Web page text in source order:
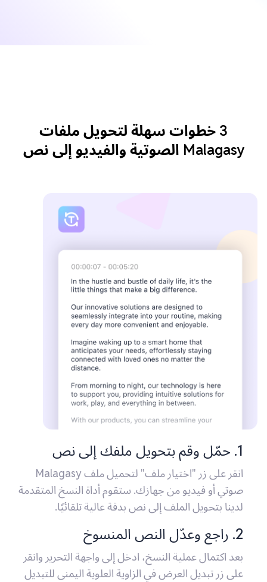
3 خطوات سهلة لتحويل ملفات
Malagasy الصوتية والفيديو إلى نص
1. حمّل وقم بتحويل ملفك إلى نص
انقر على زر "اختيار ملف" لتحميل ملف Malagasy
صوتي أو فيديو من جهازك. ستقوم أداة النسخ المتقدمة
لدينا بتحويل الملف إلى نص بدقة عالية تلقائيًا.
2. راجع وعدّل النص المنسوخ
بعد اكتمال عملية النسخ، ادخل إلى واجهة التحرير وانقر
على زر تبديل العرض في الزاوية العلوية اليمنى للتبديل